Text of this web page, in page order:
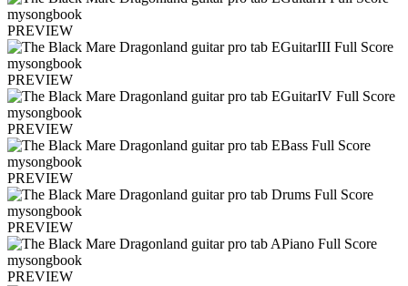
PREVIEW
PREVIEW
PREVIEW
PREVIEW
PREVIEW
PREVIEW